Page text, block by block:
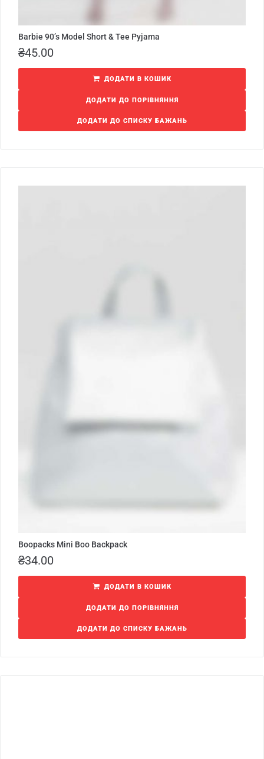
Barbie 90’s Model Short & Tee Pyjama
₴45.00
ДОДАТИ В КОШИК
ДОДАТИ ДО ПОРІВНЯННЯ
ДОДАТИ ДО СПИСКУ БАЖАНЬ
Boopacks Mini Boo Backpack
₴34.00
ДОДАТИ В КОШИК
ДОДАТИ ДО ПОРІВНЯННЯ
ДОДАТИ ДО СПИСКУ БАЖАНЬ